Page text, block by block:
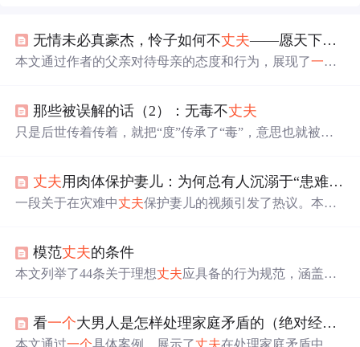
无情未必真豪杰，怜子如何不丈夫——愿天下有情人终成眷属
本文通过作者的父亲对待母亲的态度和行为，展现了一个
系。那些被误解的话（2）：无毒不丈夫
只是后世传着传着，就把“度”传承了“毒”，意思也就被去
毒不丈夫”其实是从“无度不 丈夫”演变而来的，一个人想要
取得一定的成绩，“度量”是不可或缺的，这样自己不止有
也想让别人宽容自己？更何况，人非圣贤孰能无过，
丈夫用肉体保护妻儿：为何总有人沉溺于“患难救赎”？
一段关于在灾难中丈夫保护妻儿的视频引发了热议。本文
模范丈夫的条件
本文列举了44条关于理想丈夫应具备的行为规范，涵盖经
调在婚姻中以爱为前提的主动付出、尊重与理解，突出伴
侣间平等、信任与持续经营亲密关系的核心理念。
看一个大男人是怎样处理家庭矛盾的（绝对经典）（转）